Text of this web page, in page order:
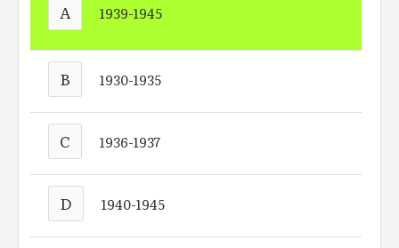
A 1939-1945
B 1930-1935
C 1936-1937
D 1940-1945